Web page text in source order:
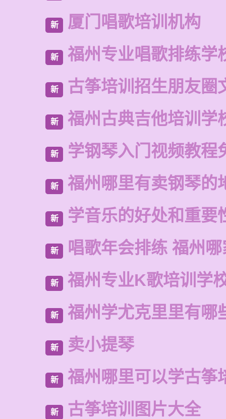
新 厦门唱歌培训机构
新 福州专业唱歌排练学
新 古筝培训招生朋友圈
新 福州古典吉他培训学
新 学钢琴入门视频教程
新 福州哪里有卖钢琴的
新 学音乐的好处和重要
新 唱歌年会排练 福州
新 福州专业K歌培训学
新 福州学尤克里里有哪
新 卖小提琴
新 福州哪里可以学古筝
新 古筝培训图片大全